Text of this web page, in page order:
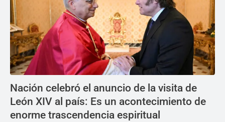
Nación celebró el anuncio de la visita de
León XIV al país: Es un acontecimiento de
enorme trascendencia espiritual